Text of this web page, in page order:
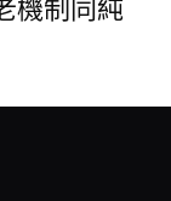
機制同純